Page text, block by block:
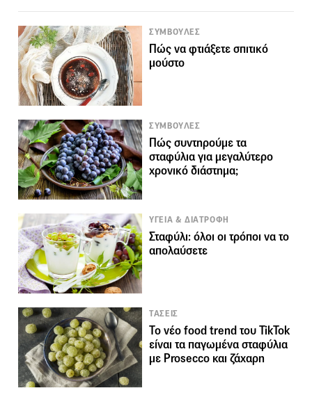
ΣΥΜΒΟΥΛΕΣ
Πώς να φτιάξετε σπιτικό
μούστο
ΣΥΜΒΟΥΛΕΣ
Πώς συντηρούμε τα
σταφύλια για μεγαλύτερο
χρονικό διάστημα;
ΥΓΕΙΑ & ΔΙΑΤΡΟΦΗ
Σταφύλι: όλοι οι τρόποι να το
απολαύσετε
ΤΑΣΕΙΣ
Το νέο food trend του TikTok
είναι τα παγωμένα σταφύλια
με Prosecco και ζάχαρη